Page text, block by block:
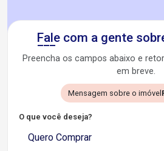
Fale com a gente
Preencha os campos abaixo e
em breve.
Mensagem sobre o imóvel
O que você deseja?
Quero Comprar